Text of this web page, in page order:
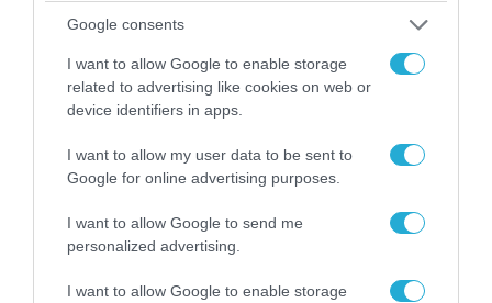
Google consents
I want to allow Google to enable storage
related to advertising like cookies on web or
device identifiers in apps.
I want to allow my user data to be sent to
Google for online advertising purposes.
I want to allow Google to send me
personalized advertising.
I want to allow Google to enable storage
06.08.2026 | 14:02
«Επιχείρηση ελεύθερα πεζοδρόμια» στην